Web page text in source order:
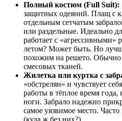
Полный костюм (Full Suit):
защитных одеяний. Плащ с
отдельным сетчатым
или раздельные. Идеально
работает с «агрессивными»
летом? Может быть. Но
похожим на решето. Обычно
смесовых тканей.
Жилетка или куртка с
«обстрелян» и чувствует
работы в тёплое время
ноги. Забрало надежно
самое уязвимое место.